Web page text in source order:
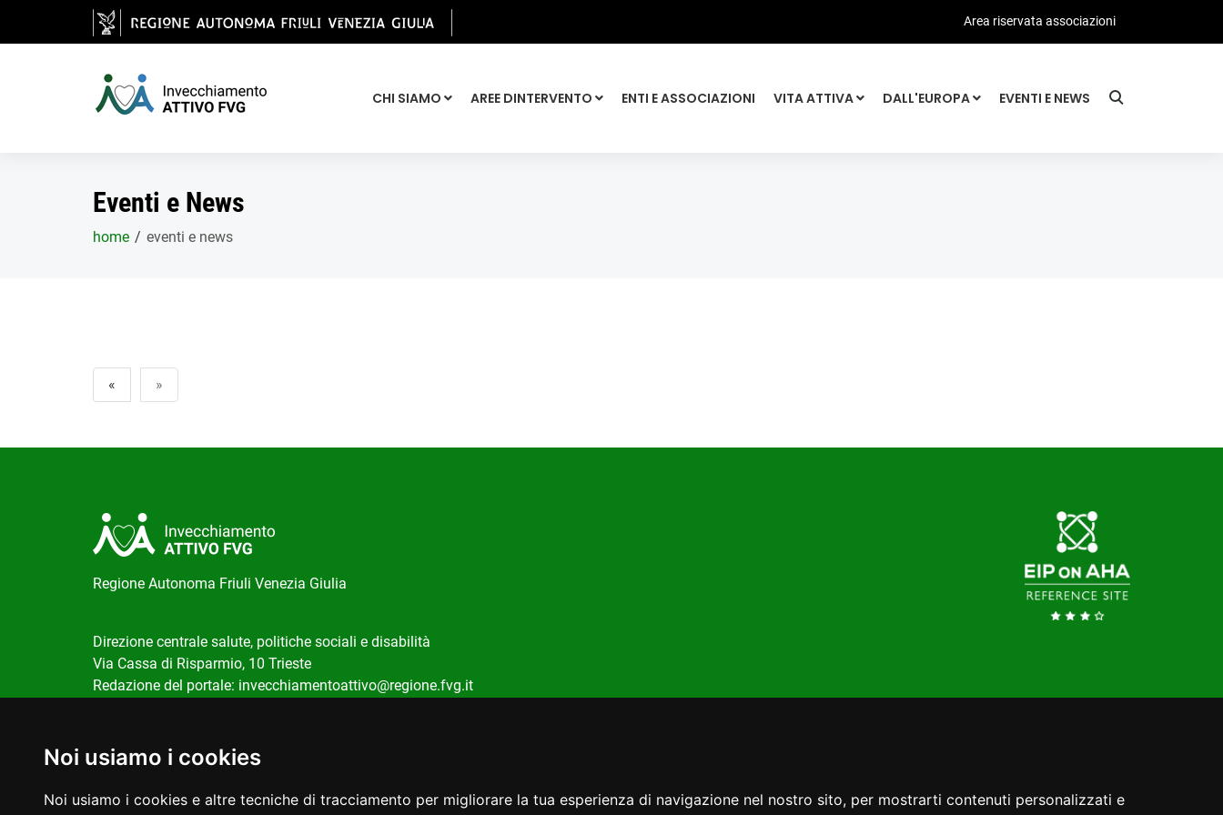
Noi usiamo i cookies
Noi usiamo i cookies e altre tecniche di tracciamento per migliorare la tua esperienza di navigazione nel nostro sito, per mostrarti contenuti personalizzati e
Salta al contenuto principale
Area riservata associazioni
CHI SIAMO AREE DINTERVENTO ENTI E ASSOCIAZIONI VITA ATTIVA DALL'EUROPA EVENTI E NEWS
Eventi e News
home eventi e news
« »
Regione Autonoma Friuli Venezia Giulia
Direzione centrale salute, politiche sociali e disabilità
Via Cassa di Risparmio, 10 Trieste
Redazione del portale: invecchiamentoattivo@regione.fvg.it
Richiesta Informazioni| Privacy | Cookie | Note Legali Dichiarazione Di Accessibilità